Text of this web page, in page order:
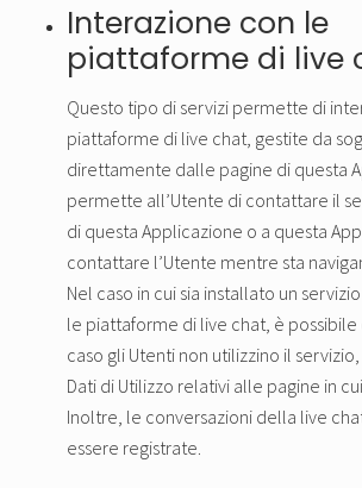
Interazione con le
piattaforme di live
Questo tipo di servizi permette di
piattaforme di live chat, gestite da
direttamente dalle pagine di questa
permette all’Utente di contattare il
di questa Applicazione o a questa
contattare l’Utente mentre sta
Nel caso in cui sia installato un
le piattaforme di live chat, è
caso gli Utenti non utilizzino il
Dati di Utilizzo relativi alle pagine in
Inoltre, le conversazioni della live
essere registrate.